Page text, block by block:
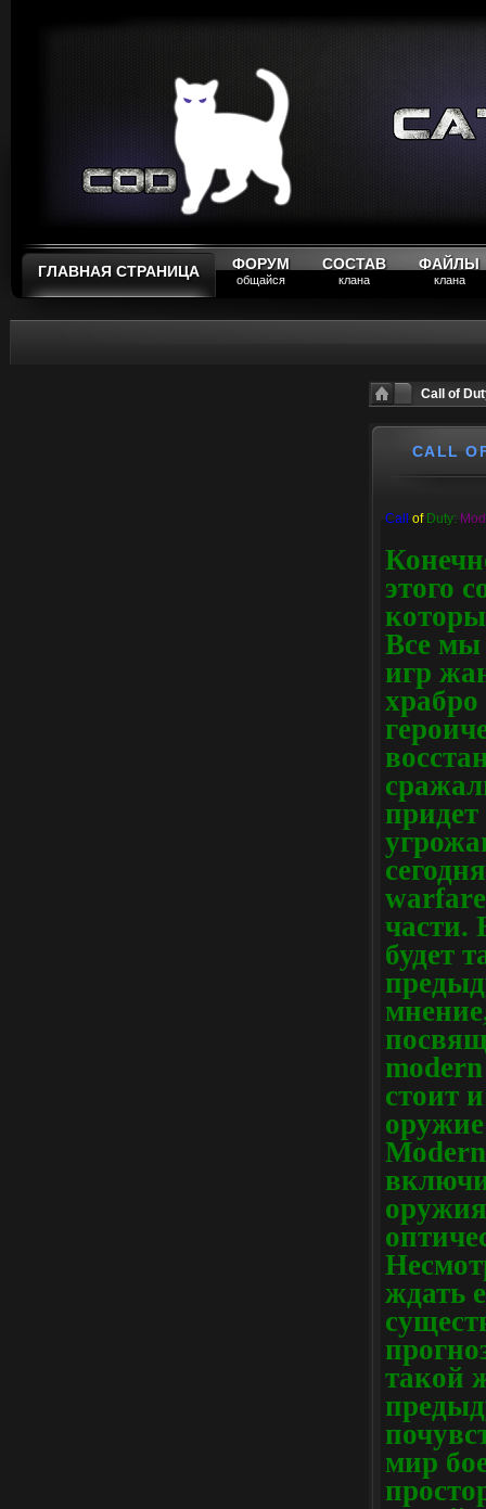
ГЛАВНАЯ СТРАНИЦА ФОРУМ
общайся
СОСТАВ
клана
ФАЙЛЫ
клана
Call of
CALL
Call of Duty:
этого
Все мы
игр
придет
части.
будет
стоит
ждать
такой
мир